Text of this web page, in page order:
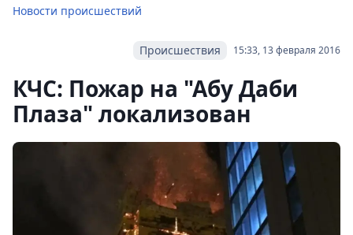
Новости происшествий
15:33, 13 февраля 2016
Происшествия
КЧС: Пожар на "Абу Даби
Плаза" локализован